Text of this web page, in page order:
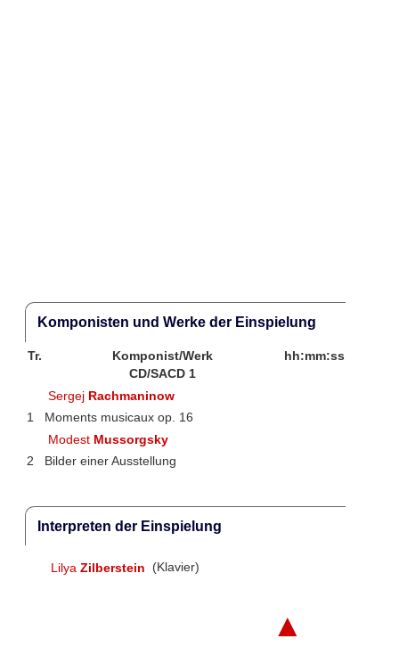
Komponisten und Werke der Einspielung
Tr. Komponist/Werk
hh:mm:ss
CD/SACD 1
Sergej Rachmaninow
1
Moments musicaux op. 16
Modest Mussorgsky
2
Bilder einer Ausstellung
Interpreten der Einspielung
Lilya Zilberstein (Klavier)
▲